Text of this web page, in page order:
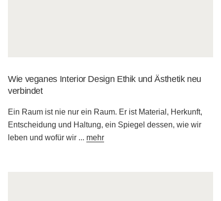
Wie veganes Interior Design Ethik und Ästhetik neu
verbindet
Ein Raum ist nie nur ein Raum. Er ist Material, Herkunft,
Entscheidung und Haltung, ein Spiegel dessen, wie wir
leben und wofür wir ... mehr